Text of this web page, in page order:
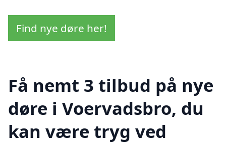
Find nye døre her!
Få nemt 3 tilbud på nye
døre i Voervadsbro, du
kan være tryg ved